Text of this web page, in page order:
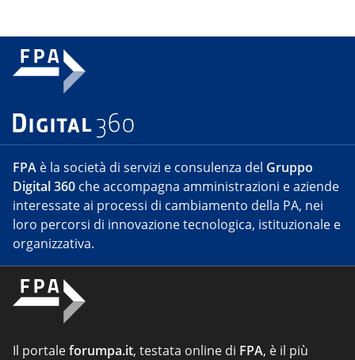
FPA è la società di servizi e consulenza del Gruppo
Digital 360 che accompagna amministrazioni e aziende
interessate ai processi di cambiamento della PA, nei
loro percorsi di innovazione tecnologica, istituzionale e
organizzativa.
Il portaleforumpa.it, testata online di FPA, è il più